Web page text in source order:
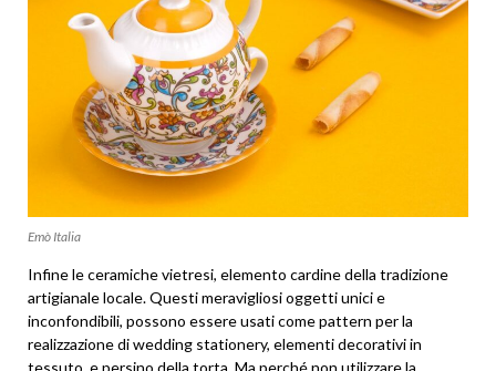
Emò Italia
Infine le ceramiche vietresi, elemento cardine della tradizione
artigianale locale. Questi meravigliosi oggetti unici e
inconfondibili, possono essere usati come pattern per la
realizzazione di wedding stationery, elementi decorativi in
tessuto, e persino della torta. Ma perché non utilizzare la